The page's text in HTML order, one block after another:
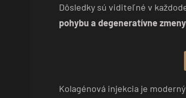
Dôsledky sú viditeľné v
pohybu a degeneratívne
Kolagénová injekcia je